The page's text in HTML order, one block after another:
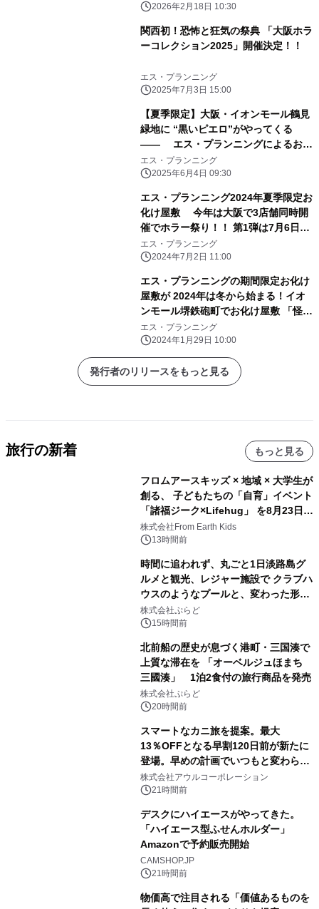
2026年2月18日 10:30
関西初！恐怖と狂気の祭典 「大阪ホラ
ーコレクション2025」開催決定！！
エス・プランニング
2025年7月3日 15:00
【夏季限定】大阪・イオンモール鶴見
緑地に “黒いピエロ”がやってくる
―― エス・プランニングによるお化
け屋敷第1弾 『漆黒の道化師』、6月
21日より開幕！
エス・プランニング
2025年6月4日 09:30
エス・プランニング2024年夏季限定お
化け屋敷 今年は大阪で3店舗同時開
催でホラー祭り！！ 第1弾は7月6日～
堺、第2弾は7月13日～泉南、 第3弾は
7月20日～心斎橋で始まります。
エス・プランニング
2024年7月2日 11:00
エス・プランニングの期間限定お化け
屋敷が 2024年は冬から始まる！イオ
ンモール堺鉄砲町でお化け屋敷 「怪人
Sフルバージョン」が2月3日から開
催！
エス・プランニング
2024年1月29日 10:00
発行者のリリースをもっと見る
旅行の新着 もっと見る
フロムアースキッズ × 地域 × 大学生が
創る、 子どもたちの「自育」イベント
「諸福ジーク×Lifehug」 を8月23日
(日)開催
株式会社From Earth Kids
13時間前
時間に追われず、丸ごと1日淡路島グ
ルメと観光、レジャー施設で クラブハ
ウスのようなプールと、変わった形の
サウナも 「THE BOXY AWAJI」のお
得な素泊まり連泊プランで
株式会社ぷらど
15時間前
北前船の歴史が息づく港町・三国湊で
上質な滞在を 「オーベルジュほまち
三國湊」 1泊2食付の旅行商品を発売
株式会社ぷらど
20時間前
スマートなカニ旅を提案。最大
13％OFFとなる早割120日前が新たに
登場。早めの計画でいつもと変わらぬ
大人の冬旅を。ー夕日ヶ浦温泉「佳松
苑 別邸ふうか」ー
株式会社アウルコーポレーション
21時間前
デスクにハイエースがやってきた。
「ハイエース型ふせんホルダー」
Amazonで予約販売開始
CAMSHOP.JP
21時間前
物価高で注目される「価値あるものを